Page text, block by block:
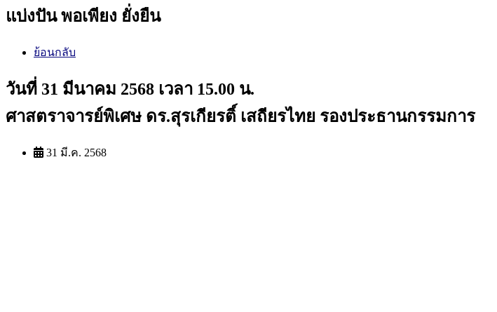
แบ่งปัน พอเพียง ยั่งยืน
ย้อนกลับ
วันที่ 31 มีนาคม 2568 เวลา 15.00 น.
ศาสตราจารย์พิเศษ ดร.สุรเกียรติ์ เสถียรไทย รองประธานกรรมการ
31 มี.ค. 2568